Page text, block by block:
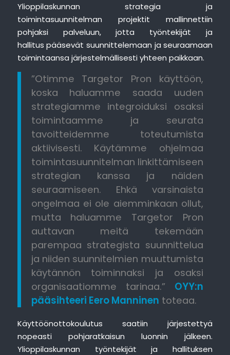
Ylioppilaskunnan strategia ja
toimintasuunnitelman projektit mallinnettiin
pohjaksi palveluun, jotta työntekijät ja
hallitus pääsevät suunnittelemaan ja seuraamaan
toimintaansa järjestelmällisesti yhteen paikkaan.
”Otimme Targetor Pron käyttöön,
koska haluamme saada uuden
strategiamme integroiduksi osaksi
toimintaamme ja seurata
tavoitteidemme toteutumista
aktiivisesti. Käytämme ohjelmaa
toimintasuunnitelman linkittämiseen
strategian kanssa ja näiden
seuraamiseen. Ehkä varsinaista
ongelmaa ei ole aiemminkaan ollut,
mutta haluamme Targetor Pron
auttavan meitä tekemään
parempaa strategista suunnittelua
ja niiden suunnitelmien muuttumista
käytännön toiminnaksi ja osaksi
organisaatiomme tarinaa.” OYY:n
pääsihteeri Eero Manninen toteaa.
Käyttöönottokoulutus saatiin järjestettyä
nopeasti pohjaratkaisun luonnin jälkeen.
Ylioppilaskunnan työntekijät ja hallituksen